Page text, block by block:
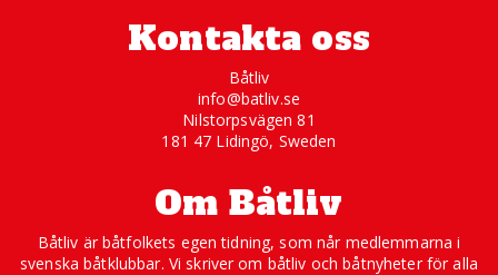
Kontakta oss
Båtliv
info@batliv.se
Nilstorpsvägen 81
181 47 Lidingö, Sweden
Om Båtliv
Båtliv är båtfolkets egen tidning, som når medlemmarna i
svenska båtklubbar. Vi skriver om båtliv och båtnyheter för alla